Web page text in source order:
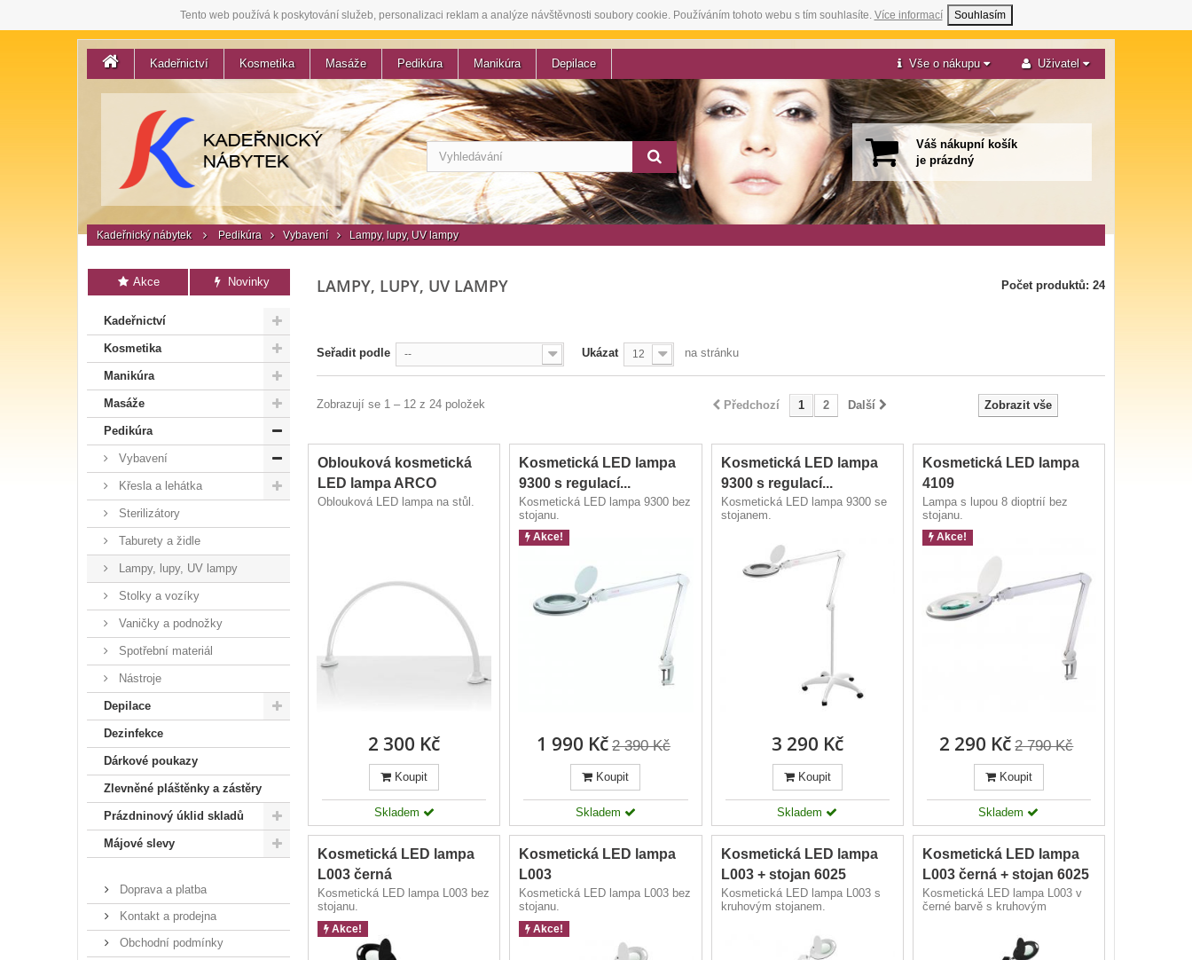
Tento web používá k poskytování služeb, personalizaci reklam a analýze návštěvnosti soubory cookie. Používáním tohoto webu s tím souhlasíte. Více informací Souhlasím
Kadeřnictví Kosmetika Masáže Pedikúra Manikúra Depilace Vše o nákupu Uživatel
Váš nákupní košík
je prázdný
Kadeřnický nábytek Pedikúra Vybavení Lampy, lupy, UV lampy
Akce Novinky
Kadeřnictví
Kosmetika
Manikúra
Masáže
Pedikúra
Vybavení
Křesla a lehátka
Sterilizátory
Taburety a židle
Lampy, lupy, UV lampy
Stolky a vozíky
Vaničky a podnožky
Spotřební materiál
Nástroje
Depilace
Dezinfekce
Dárkové poukazy
Zlevněné pláštěnky a zástěry
Prázdninový úklid skladů
Májové slevy
Doprava a platba
Kontakt a prodejna
Obchodní podmínky
LAMPY, LUPY, UV LAMPY Počet produktů: 24
Seřadit podle -- Ukázat 12 na stránku
Zobrazit vše
Předchozí 1 2 Další
Zobrazují se 1 – 12 z 24 položek
Oblouková kosmetická
LED lampa ARCO
Oblouková LED lampa na stůl.
2 300 Kč
Koupit
Skladem
Kosmetická LED lampa
9300 s regulací...
Kosmetická LED lampa 9300 bez
stojanu.
Akce!
1 990 Kč 2 390 Kč
Koupit
Skladem
Kosmetická LED lampa
9300 s regulací...
Kosmetická LED lampa 9300 se
stojanem.
3 290 Kč
Koupit
Skladem
Kosmetická LED lampa
4109
Lampa s lupou 8 dioptrií bez
stojanu.
Akce!
2 290 Kč 2 790 Kč
Koupit
Skladem
Kosmetická LED lampa
L003 černá
Kosmetická LED lampa L003 bez
stojanu.
Akce!
Kosmetická LED lampa
L003
Kosmetická LED lampa L003 bez
stojanu.
Akce!
Kosmetická LED lampa
L003 + stojan 6025
Kosmetická LED lampa L003 s
kruhovým stojanem.
Kosmetická LED lampa
L003 černá + stojan 6025
Kosmetická LED lampa L003 v
černé barvě s kruhovým